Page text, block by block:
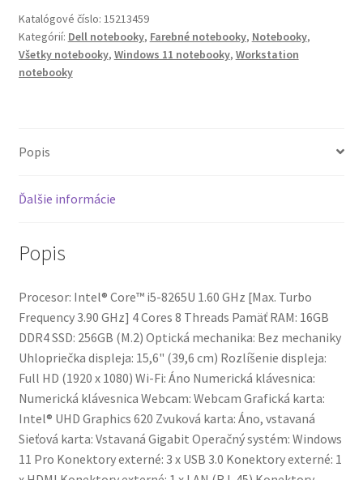
5500
Katalógové číslo: 15213459
Kategórií: Dell notebooky, Farebné notebooky, Notebooky,
Všetky notebooky, Windows 11 notebooky, Workstation
notebooky
Popis
Ďalšie informácie
Popis
Procesor: Intel® Core™ i5-8265U 1.60 GHz [Max. Turbo
Frequency 3.90 GHz] 4 Cores 8 Threads Pamäť RAM: 16GB
DDR4 SSD: 256GB (M.2) Optická mechanika: Bez mechaniky
Uhlopriečka displeja: 15,6" (39,6 cm) Rozlíšenie displeja:
Full HD (1920 x 1080) Wi-Fi: Áno Numerická klávesnica:
Numerická klávesnica Webcam: Webcam Grafická karta:
Intel® UHD Graphics 620 Zvuková karta: Áno, vstavaná
Sieťová karta: Vstavaná Gigabit Operačný systém: Windows
11 Pro Konektory externé: 3 x USB 3.0 Konektory externé: 1